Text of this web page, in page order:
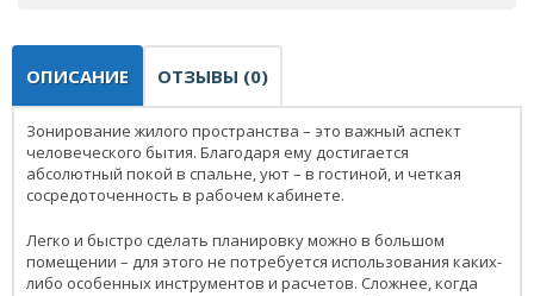
ОПИСАНИЕ ОТЗЫВЫ (0)
Зонирование жилого пространства – это важный аспект
человеческого бытия. Благодаря ему достигается
абсолютный покой в спальне, уют – в гостиной, и четкая
сосредоточенность в рабочем кабинете.
Легко и быстро сделать планировку можно в большом
помещении – для этого не потребуется использования каких-
либо особенных инструментов и расчетов. Сложнее, когда